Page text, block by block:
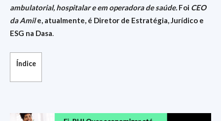
ambulatorial, hospitalar e em operadora de saúde. Foi CEO
da Amile, atualmente, é Diretor de Estratégia, Jurídico e
ESG na Dasa.
Índice